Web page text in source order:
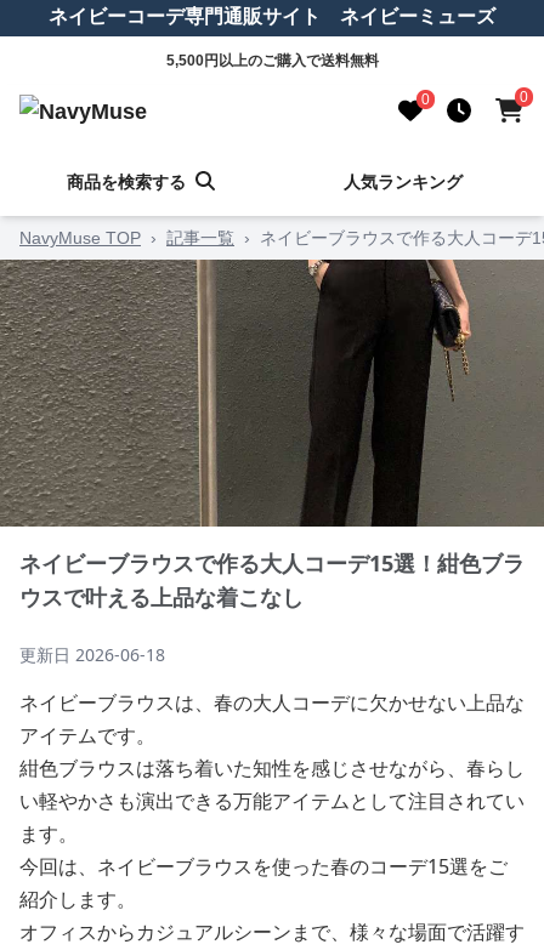
ネイビーコーデ専門通販サイト ネイビーミューズ
5,500円以上のご購入で送料無料
0 0
商品を検索する 人気ランキング
NavyMuse TOP › 記事一覧 › ネイビーブラウスで作る大人コーデ
ネイビーブラウスで作る大人コーデ15選！紺色ブラ
ウスで叶える上品な着こなし
更新日 2026-06-18
ネイビーブラウスは、春の大人コーデに欠かせない上品な
アイテムです。
紺色ブラウスは落ち着いた知性を感じさせながら、春らし
い軽やかさも演出できる万能アイテムとして注目されてい
ます。
今回は、ネイビーブラウスを使った春のコーデ15選をご
紹介します。
オフィスからカジュアルシーンまで、様々な場面で活躍す